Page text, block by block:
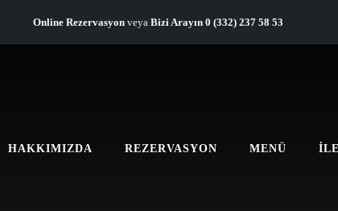
Online Rezervasyonveya Bizi Arayın 0 (332) 237 58 53
HAKKIMIZDA REZERVASYON MENÜ